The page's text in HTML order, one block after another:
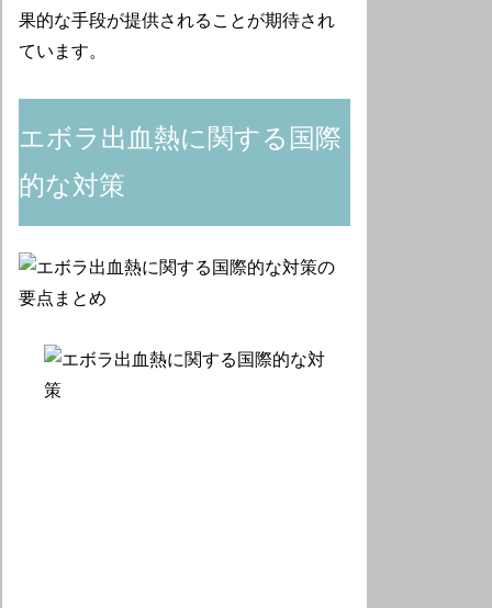
果的な手段が提供されることが期待され
ています。
エボラ出血熱に関する国際
的な対策